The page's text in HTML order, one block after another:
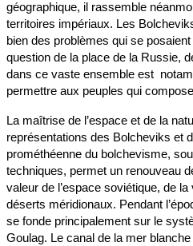
géographique, il rassemble
territoires impériaux. Les
bien des problèmes qui se
question de la place de la Russie,
dans ce vaste ensemble est
permettre aux peuples qui
La maîtrise de l’espace et de la
représentations des Bolcheviks et
prométhéenne du bolchevisme,
techniques, permet un renouveau
valeur de l’espace soviétique, de
déserts méridionaux. Pendant
se fonde principalement sur le
Goulag. Le canal de la mer